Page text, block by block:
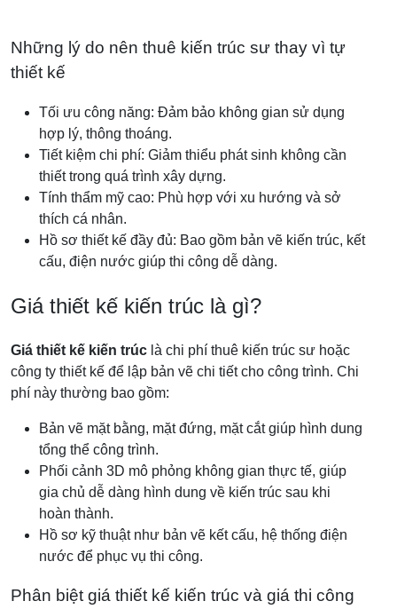
Những lý do nên thuê kiến trúc sư thay vì tự
thiết kế
Tối ưu công năng: Đảm bảo không gian sử dụng
hợp lý, thông thoáng.
Tiết kiệm chi phí: Giảm thiểu phát sinh không cần
thiết trong quá trình xây dựng.
Tính thẩm mỹ cao: Phù hợp với xu hướng và sở
thích cá nhân.
Hồ sơ thiết kế đầy đủ: Bao gồm bản vẽ kiến trúc, kết
cấu, điện nước giúp thi công dễ dàng.
Giá thiết kế kiến trúc là gì?
Giá thiết kế kiến trúc là chi phí thuê kiến trúc sư hoặc
công ty thiết kế để lập bản vẽ chi tiết cho công trình. Chi
phí này thường bao gồm:
Bản vẽ mặt bằng, mặt đứng, mặt cắt giúp hình dung
tổng thể công trình.
Phối cảnh 3D mô phỏng không gian thực tế, giúp
gia chủ dễ dàng hình dung về kiến trúc sau khi
hoàn thành.
Hồ sơ kỹ thuật như bản vẽ kết cấu, hệ thống điện
nước để phục vụ thi công.
Phân biệt giá thiết kế kiến trúc và giá thi công